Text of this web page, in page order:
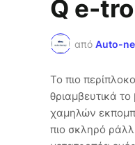
Q e-
από Auto-
Το πιο
θριαμβευτικά
χαμηλών
πιο σκληρό